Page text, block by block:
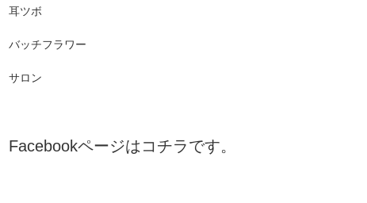
耳ツボ
バッチフラワー
サロン
Facebookページはコチラです。